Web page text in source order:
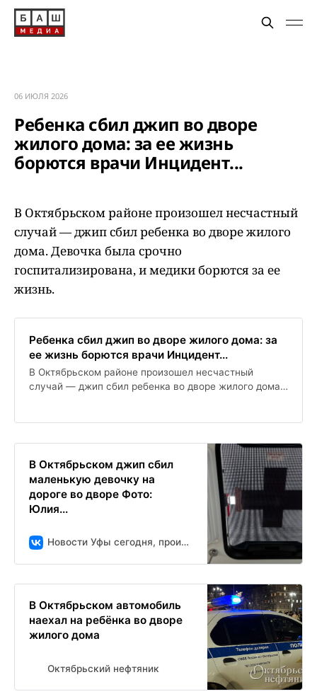
06 ИЮЛЯ 2026
Ребенка сбил джип во дворе
жилого дома: за ее жизнь
борются врачи Инцидент...
В Октябрьском районе произошел несчастный
случай — джип сбил ребенка во дворе жилого
дома. Девочка была срочно
госпитализирована, и медики борются за ее
жизнь.
Ребенка сбил джип во дворе жилого дома: за
ее жизнь борются врачи Инцидент...
В Октябрьском районе произошел несчастный
случай — джип сбил ребенка во дворе жилого дома.
В Октябрьском джип сбил
маленькую девочку на
дороге во дворе Фото:
Юлия...
Новости Уфы сегодня, происшествия, ЧП и ДТП
В Октябрьском автомобиль
наехал на ребёнка во дворе
жилого дома
Октябрьский нефтяник